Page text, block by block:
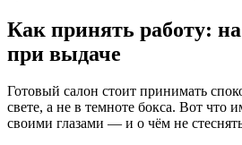
Как принять работу:
при выдаче
Готовый салон стоит принимать
свете, а не в темноте бокса. Вот что
своими глазами — и о чём не